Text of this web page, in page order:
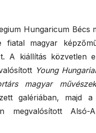
Hungaricum Bécs
fiatal magyar
A kiállítás közvetlen
Young
magyar művészek
galériában, majd
megvalósított Alsó-